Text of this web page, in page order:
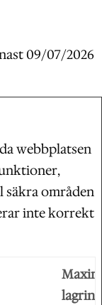
09/07/2026
webbplatsen
säkra områden
inte korrekt